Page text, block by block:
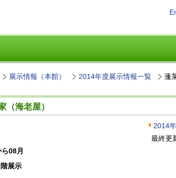
展示情報（本館） 2014年度展示情報一覧
蓬
（海老屋）
2014
最終更
08月
展示